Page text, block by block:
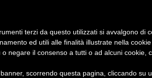
terzi da questo utilizzati si avvalgono di
ed utili alle finalità illustrate nella
negare il consenso a tutti o ad alcuni cookie,
scorrendo questa pagina, cliccando su